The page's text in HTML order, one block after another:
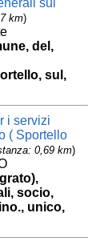
sul
km)
del,
sul,
i servizi
( Sportello
0,69 km)
socio,
unico,